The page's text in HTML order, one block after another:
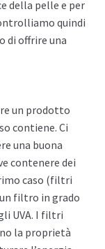
della pelle e per
quindi
di offrire una
un prodotto
contiene. Ci
una buona
contenere dei
caso (filtri
filtro in grado
UVA. I filtri
la proprietà